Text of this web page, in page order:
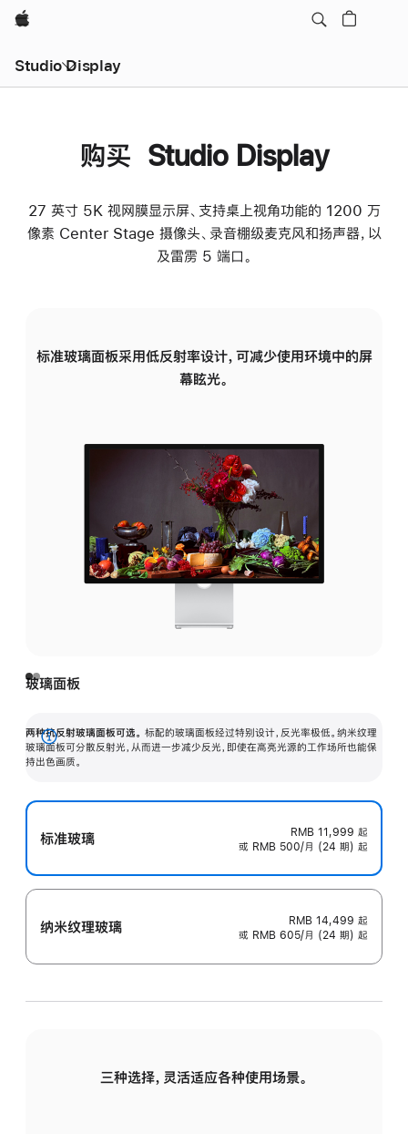
Apple
Studio Display
购买 Studio Display
27 英寸 5K 视网膜显示屏、支持桌上视角功能的 1200 万
像素 Center Stage 摄像头、录音棚级麦克风和扬声器，以
及雷雳 5 端口。
标准玻璃面板采用低反射率设计，可减少使用环境中的屏
幕眩光。
玻璃面板
两种抗反射玻璃面板可选。 标配的玻璃面板经过特别设计，反光率极低。纳米纹理
玻璃面板可分散反射光，从而进一步减少反光，即使在高亮光源的工作场所也能保
持出色画质。
展
开
标准玻璃 RMB 11,999 起
或 RMB 500/月 (24 期) 起
纳米纹理玻璃 RMB 14,499 起
或 RMB 605/月 (24 期) 起
三种选择，灵活适应各种使用场景。